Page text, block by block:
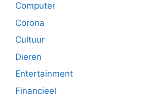
Computer
Corona
Cultuur
Dieren
Entertainment
Financieel